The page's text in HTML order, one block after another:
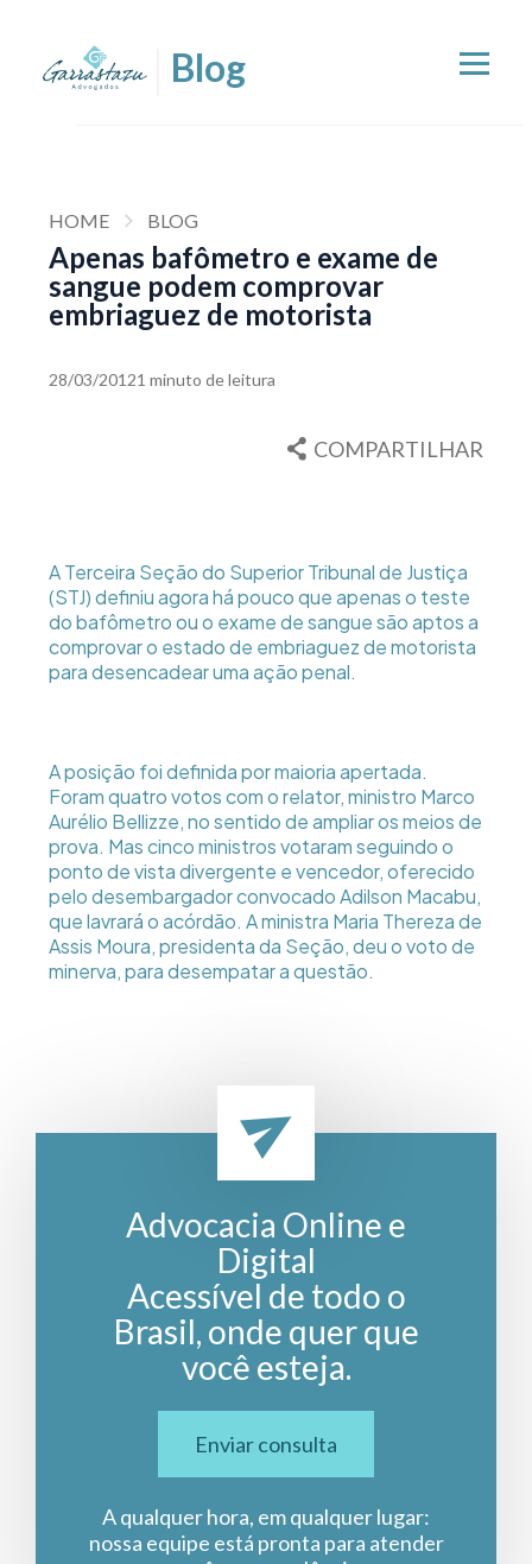
HOME BLOG
Apenas bafômetro e exame de
sangue podem comprovar
embriaguez de motorista
28/03/20121 minuto de leitura
COMPARTILHAR
A Terceira Seção do Superior Tribunal de Justiça
(STJ) definiu agora há pouco que apenas o teste
do bafômetro ou o exame de sangue são aptos a
comprovar o estado de embriaguez de motorista
para desencadear uma ação penal.
A posição foi definida por maioria apertada.
Foram quatro votos com o relator, ministro Marco
Aurélio Bellizze, no sentido de ampliar os meios de
prova. Mas cinco ministros votaram seguindo o
ponto de vista divergente e vencedor, oferecido
pelo desembargador convocado Adilson Macabu,
que lavrará o acórdão. A ministra Maria Thereza de
Assis Moura, presidenta da Seção, deu o voto de
minerva, para desempatar a questão.
Advocacia Online e
Digital
Acessível de todo o
Brasil, onde quer que
você esteja.
Enviar consulta
A qualquer hora, em qualquer lugar:
nossa equipe está pronta para atender